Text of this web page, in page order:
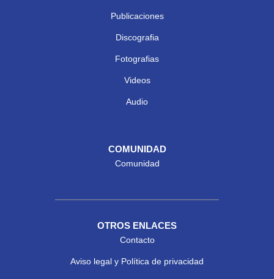
Publicaciones
Discografia
Fotografias
Videos
Audio
COMUNIDAD
Comunidad
OTROS ENLACES
Contacto
Aviso legal y Política de privacidad